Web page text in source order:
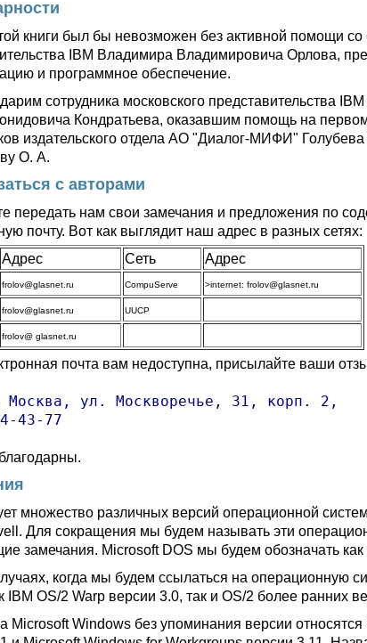
книги был бы невозможен без активной помощи со
IBM Владимира Владимировича Орлова,
и программное обеспечение.
сотрудника московского представительства
Кондратьева, оказавшим помощь на
издательского отдела АО "Диалог-МИФИ"
О. А.
с авторами
передать нам свои замечания и предложения по
почту. Вот как выглядит наш адрес в разных сетях:
Адрес Сеть Адрес
frolov@glasnet.ru CompuServe >internet: frolov@glasnet.ru
frolov@glasnet.ru UUCP
frolov@ glasnet.ru
почта вам недоступна, присылайте ваши
Москва, ул. Москворечье, 31, корп. 2,
43-77
множество различных версий операционной
Для сокращения мы будем называть эти
замечания. Microsoft DOS мы будем обозначать как
когда мы будем ссылаться на операционную
IBM OS/2 Warp версии 3.0, так и OS/2 более ранних
Microsoft Windows без упоминания версии